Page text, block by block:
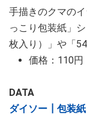
手描きのクマの
っこり包装紙」
枚入り）」や「
価格：110円
DATA
ダイソー┃包装紙